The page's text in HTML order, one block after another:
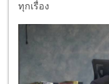
ทุกเรื่อง